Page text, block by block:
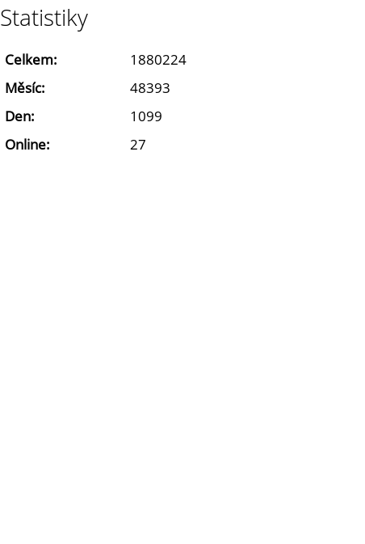
Statistiky
Online: 27
Celkem:
1880224
Měsíc:
48393
Den:
1099